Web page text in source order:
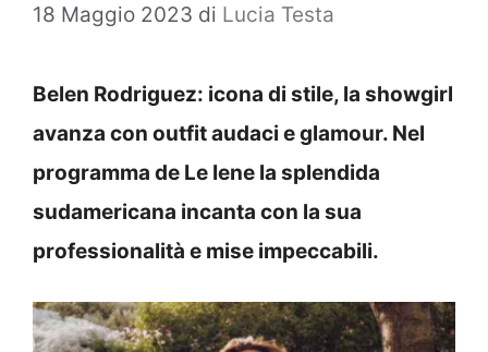
18 Maggio 2023 di Lucia Testa
Belen Rodriguez: icona di stile, la showgirl
avanza con outfit audaci e glamour. Nel
programma de Le Iene la splendida
sudamericana incanta con la sua
professionalità e mise impeccabili.